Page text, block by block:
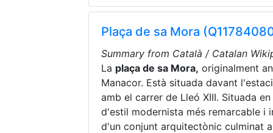
Plaça de sa Mora
Summary from Català / Catalan
La plaça de sa Mora, originalment
Manacor. Està situada davant
amb el carrer de Lleó XIII. Situada
d'estil modernista més remarcable
d'un conjunt arquitectònic culminat